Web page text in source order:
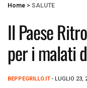
Home > SALUTE
Il Paese
per i malati
BEPPEGRILLO.IT - LUGLIO 23,